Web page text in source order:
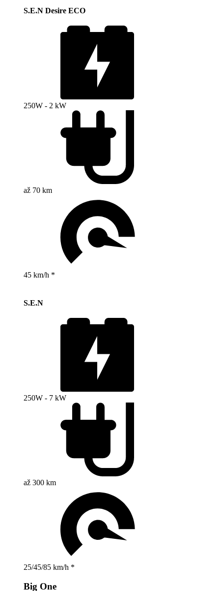
S.E.N Desire ECO
250W - 2 kW
až 70 km
45 km/h *
S.E.N
250W - 7 kW
až 300 km
25/45/85 km/h *
Big One